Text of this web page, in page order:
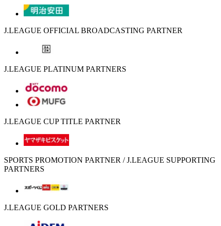
J.LEAGUE OFFICIAL BROADCASTING PARTNER
J.LEAGUE PLATINUM PARTNERS
J.LEAGUE CUP TITLE PARTNER
SPORTS PROMOTION PARTNER / J.LEAGUE SUPPORTING
PARTNERS
J.LEAGUE GOLD PARTNERS